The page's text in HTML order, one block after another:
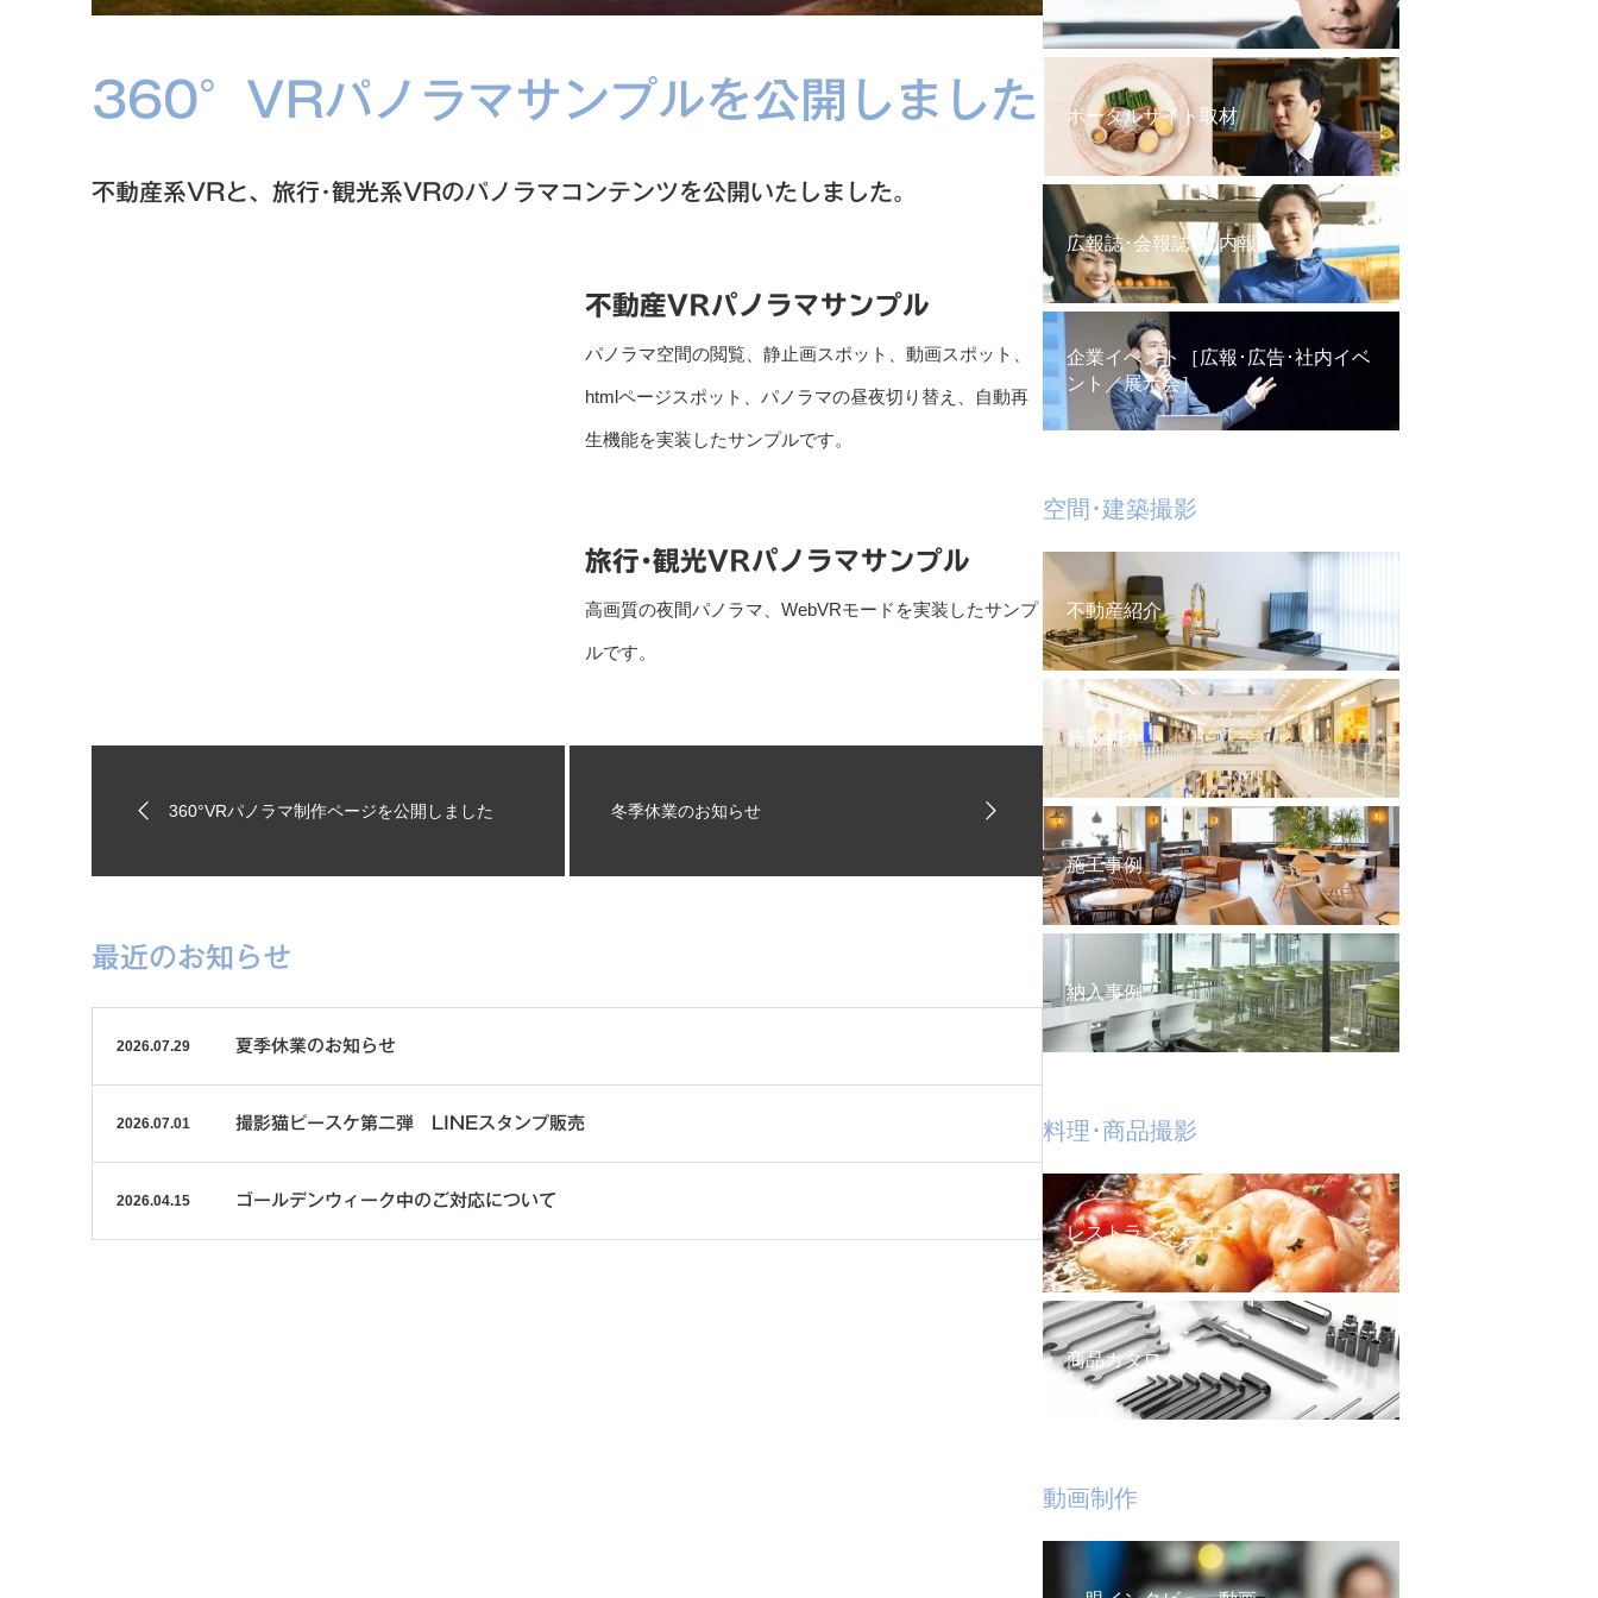
360°VRパノラマサンプルを公開しました
不動産系VRと、旅行･観光系VRのパノラマコンテンツを公開いたしました。
不動産VRパノラマサンプル
パノラマ空間の閲覧、静止画スポット、動画スポット、
htmlページスポット、パノラマの昼夜切り替え、自動再
生機能を実装したサンプルです。
旅行･観光VRパノラマサンプル
高画質の夜間パノラマ、WebVRモードを実装したサンプ
ルです。
360°VRパノラマ制作ページを公開しました 冬季休業のお知らせ
最近のお知らせ
2026.07.29 夏季休業のお知らせ
2026.07.01 撮影猫ピースケ第二弾 LINEスタンプ販売
2026.04.15 ゴールデンウィーク中のご対応について
ポータルサイト取材
広報誌･会報誌･社内報
企業イベント［広報･広告･社内イベ
ント／展示会］
空間･建築撮影
不動産紹介
施設紹介
施工事例
納入事例
料理･商品撮影
レストランメニュー
商品カタログ
動画制作